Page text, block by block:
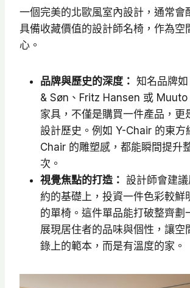
一個完美的北歐風室內設計，通常會
具備收藏價值的設計師名椅，作為空
心。
品牌與歷史的深度： 知名品牌
& Søn、Fritz Hansen 或 Muuto
家具，不僅是購買一件產品，更
設計歷史。例如 Y-Chair 的東方
Chair 的雕塑感，都能瞬間提升
次。
視覺焦點的打造： 設計師會建
約的基礎上，投資一件色彩較鮮
的單椅。這件單品能打破整齊劃
展現居住者的品味與個性，讓空
錄上的範本，而是有溫度的家。